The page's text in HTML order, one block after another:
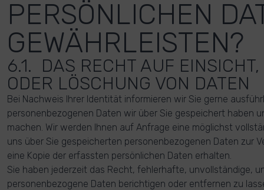
PERSÖNLICHEN
GEWÄHRLEISTEN?
6.1. DAS RECHT AUF
ODER LÖSCHUNG VON DATEN
Bei Nachweis Ihrer Identität informieren wir Sie gerne
personenbezogenen Daten wir über Sie gespeichert haben
machen. Wir werden Ihnen auf Anfrage eine möglichst
uns über Sie gespeicherten personenbezogenen Daten zur
eine Kopie der erfassten persönlichen Daten erhalten.
Sie haben jederzeit das Recht, fehlerhafte, unvollständige,
personenbezogene Daten berichtigen oder entfernen zu